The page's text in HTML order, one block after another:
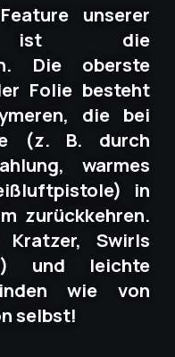
unserer
ist die
Die oberste
Folie besteht
die bei
(z. B. durch
warmes
in
zurückkehren.
Swirls
und leichte
wie von
selbst!